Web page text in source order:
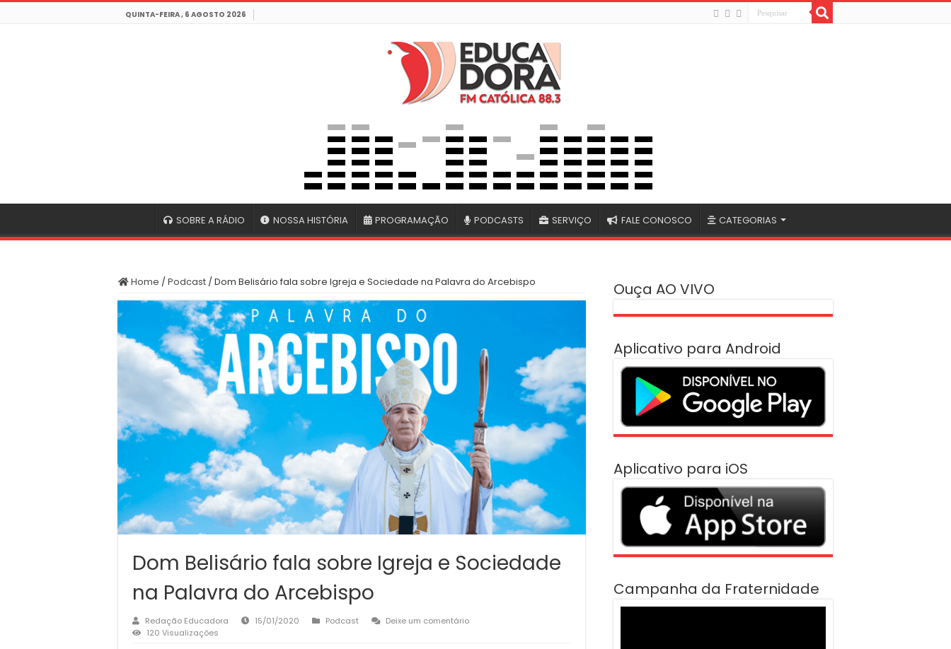
QUINTA-FEIRA , 6 AGOSTO 2026
SOBRE A RÁDIO NOSSA HISTÓRIA PROGRAMAÇÃO PODCASTS SERVIÇO FALE CONOSCO CATEGORIAS
Home /Podcast /Dom Belisário fala sobre Igreja e Sociedade na Palavra do Arcebispo
Dom Belisário fala sobre Igreja e Sociedade
na Palavra do Arcebispo
Redação Educadora 15/01/2020 Podcast
Deixe um comentário
120 Visualizações
Ouça AO VIVO
Aplicativo para Android
Aplicativo para iOS
Campanha da Fraternidade